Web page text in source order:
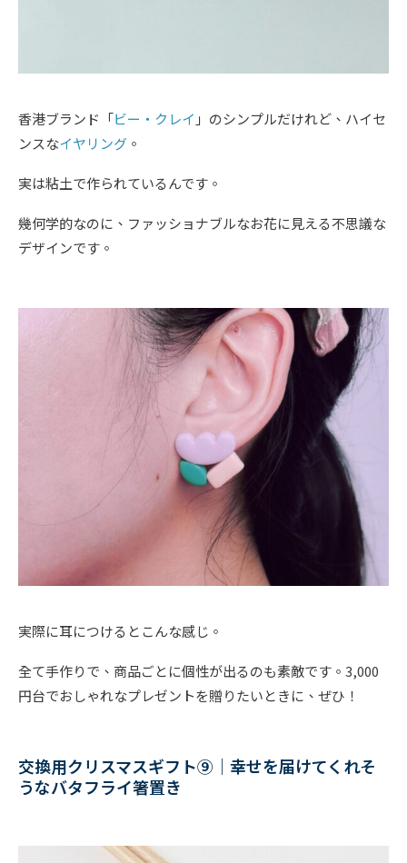
香港ブランド「ビー・クレイ 」のシンプルだけれど、ハイセ
ンスなイヤリング 。
実は粘土で作られているんです。
幾何学的なのに、ファッショナブルなお花に見える不思議な
デザインです。
実際に耳につけるとこんな感じ。
全て手作りで、商品ごとに個性が出るのも素敵です。3,000
円台でおしゃれなプレゼントを贈りたいときに、ぜひ！
交換用クリスマスギフト⑨｜幸せを届けてくれそ
うなバタフライ箸置き